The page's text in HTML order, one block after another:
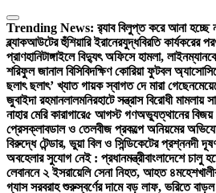
Skip
to
content
Trending News: র‍্যাব বিলুপ্ত করে আনা হচ্ছে
ব্ল্যাকআউটের হুঁশিয়ারি ইরানেরযুদ্ধবিরতি কার্যকরের
প্রাণহানিটাঙ্গাইলে বিদ্যুৎ অফিসে হামলা,
শরিফুল জানাল বিসিবিদক্ষিণ কোরিয়া ফুটবল
ছলাৎ ছলাৎ’ খ্যাত গায়ক স্বাগত দে মারা গেছেন
জুবাইদা রহমানলালমনিরহাটে সন্ত্রাস বিরোধী
নাহার মেরি কারাগারে৫ আগস্ট গণঅভ্যুত্থানের বিজয়
প্রেসক্লাবডাল ও তেলবীজ প্রকল্পে অনিয়মের
বিরুদ্ধে টেন্ডার, ভুয়া বিল ও সিন্ডিকেটের প্রশ্ননদী
অবহেলার সুযোগ নেই : প্রধানমন্ত্রীবাংলাদেশে চালু
লেবাননে ২ ইসরায়েলি সেনা নিহত, আহত ৪
গ্যাস সরবরাহ শুরুস্বর্ণের দামে বড় লাফ, ভরিতে